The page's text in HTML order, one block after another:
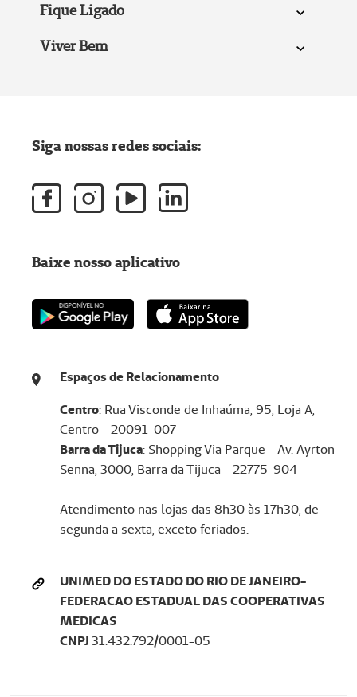
Fique Ligado
Viver Bem
Espaços de Relacionamento
Centro: Rua Visconde de Inhaúma, 95, Loja A,
Centro - 20091-007
Barra da Tijuca: Shopping Via Parque - Av. Ayrton
Senna, 3000, Barra da Tijuca - 22775-904
Atendimento nas lojas das 8h30 às 17h30, de
segunda a sexta, exceto feriados.
UNIMED DO ESTADO DO RIO DE JANEIRO-
FEDERACAO ESTADUAL DAS COOPERATIVAS
MEDICAS
CNPJ31.432.792/0001-05
Siga nossas redes sociais:
Baixe nosso aplicativo